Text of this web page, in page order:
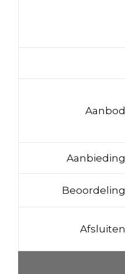
Aanbod
Aanbieding
Beoordeling
Afsluiten